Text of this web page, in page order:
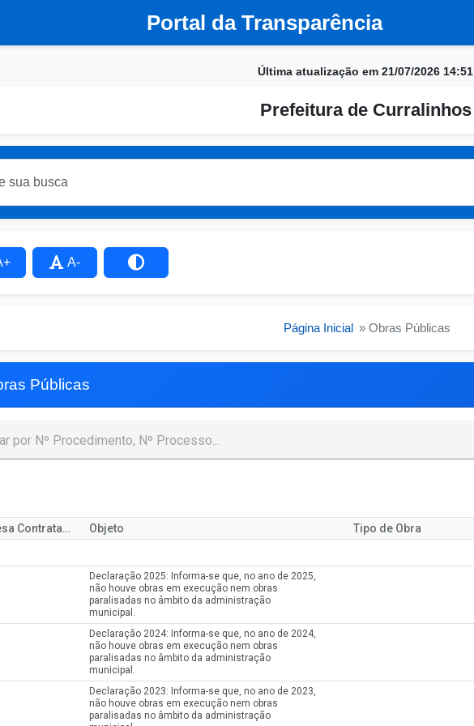
Portal da Transparência
Última atualização em 21/07/2026 14:51
Prefeitura de Curralinhos
A-
Página Inicial » Obras Públicas
Públicas
Empresa Contratada Objeto Tipo de Obra
Declaração 2025: Informa-se que, no ano de 2025,
não houve obras em execução nem obras
paralisadas no âmbito da administração
municipal.
Declaração 2024: Informa-se que, no ano de 2024,
não houve obras em execução nem obras
paralisadas no âmbito da administração
municipal.
Declaração 2023: Informa-se que, no ano de 2023,
não houve obras em execução nem obras
paralisadas no âmbito da administração